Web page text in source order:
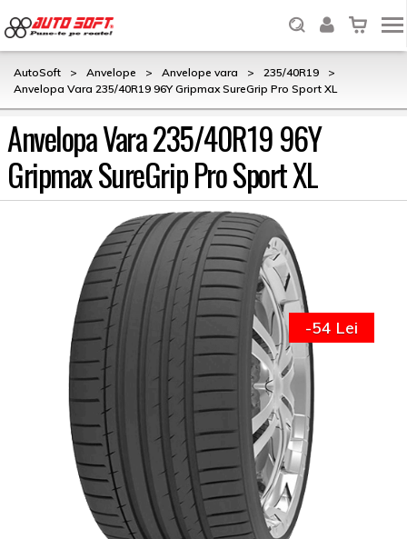
AutoSoft > Anvelope > Anvelope vara > 235/40R19
>
Anvelopa Vara 235/40R19 96Y Gripmax SureGrip Pro Sport XL
Anvelopa Vara 235/40R19 96Y
Gripmax SureGrip Pro Sport XL
-54 Lei